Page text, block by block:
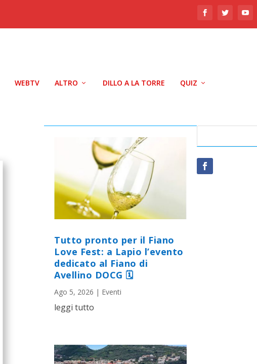
WEBTV ALTRO DILLO A LA TORRE QUIZ
Tutto pronto per il Fiano
Love Fest: a Lapio l’evento
dedicato al Fiano di
Avellino DOCG 🗓
Ago 5, 2026 | Eventi
leggi tutto